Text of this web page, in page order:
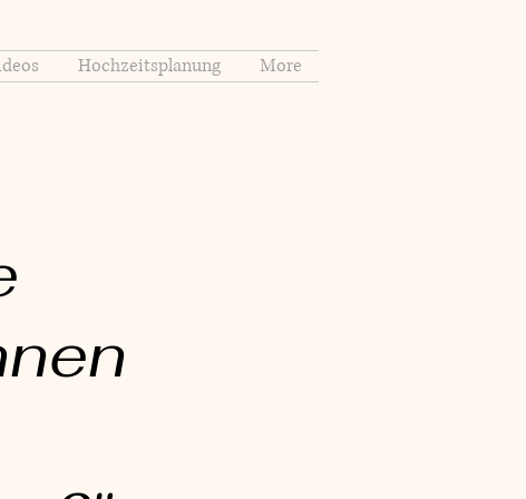
Hochzeitsplanung More